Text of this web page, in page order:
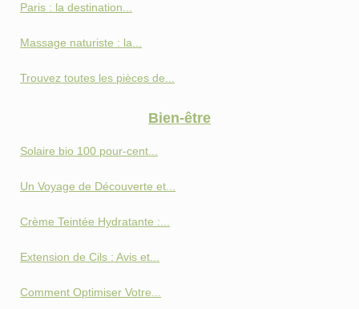
Paris : la destination...
Massage naturiste : la...
Trouvez toutes les pièces de...
Bien-être
Solaire bio 100 pour-cent...
Un Voyage de Découverte et...
Crème Teintée Hydratante :...
Extension de Cils : Avis et...
Comment Optimiser Votre...